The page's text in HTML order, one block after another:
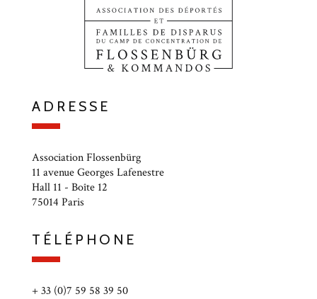
ADRESSE
Association Flossenbürg
11 avenue Georges Lafenestre
Hall 11 - Boîte 12
75014 Paris
TÉLÉPHONE
+ 33 (0)7 59 58 39 50